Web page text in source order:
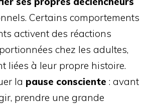
Certains comportements
activent des réactions
chez les adultes,
liées à leur propre histoire.
la pause consciente : avant
prendre une grande